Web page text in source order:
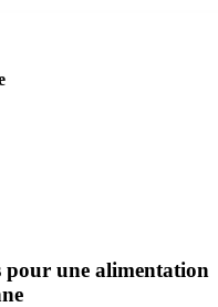
pour une alimentation